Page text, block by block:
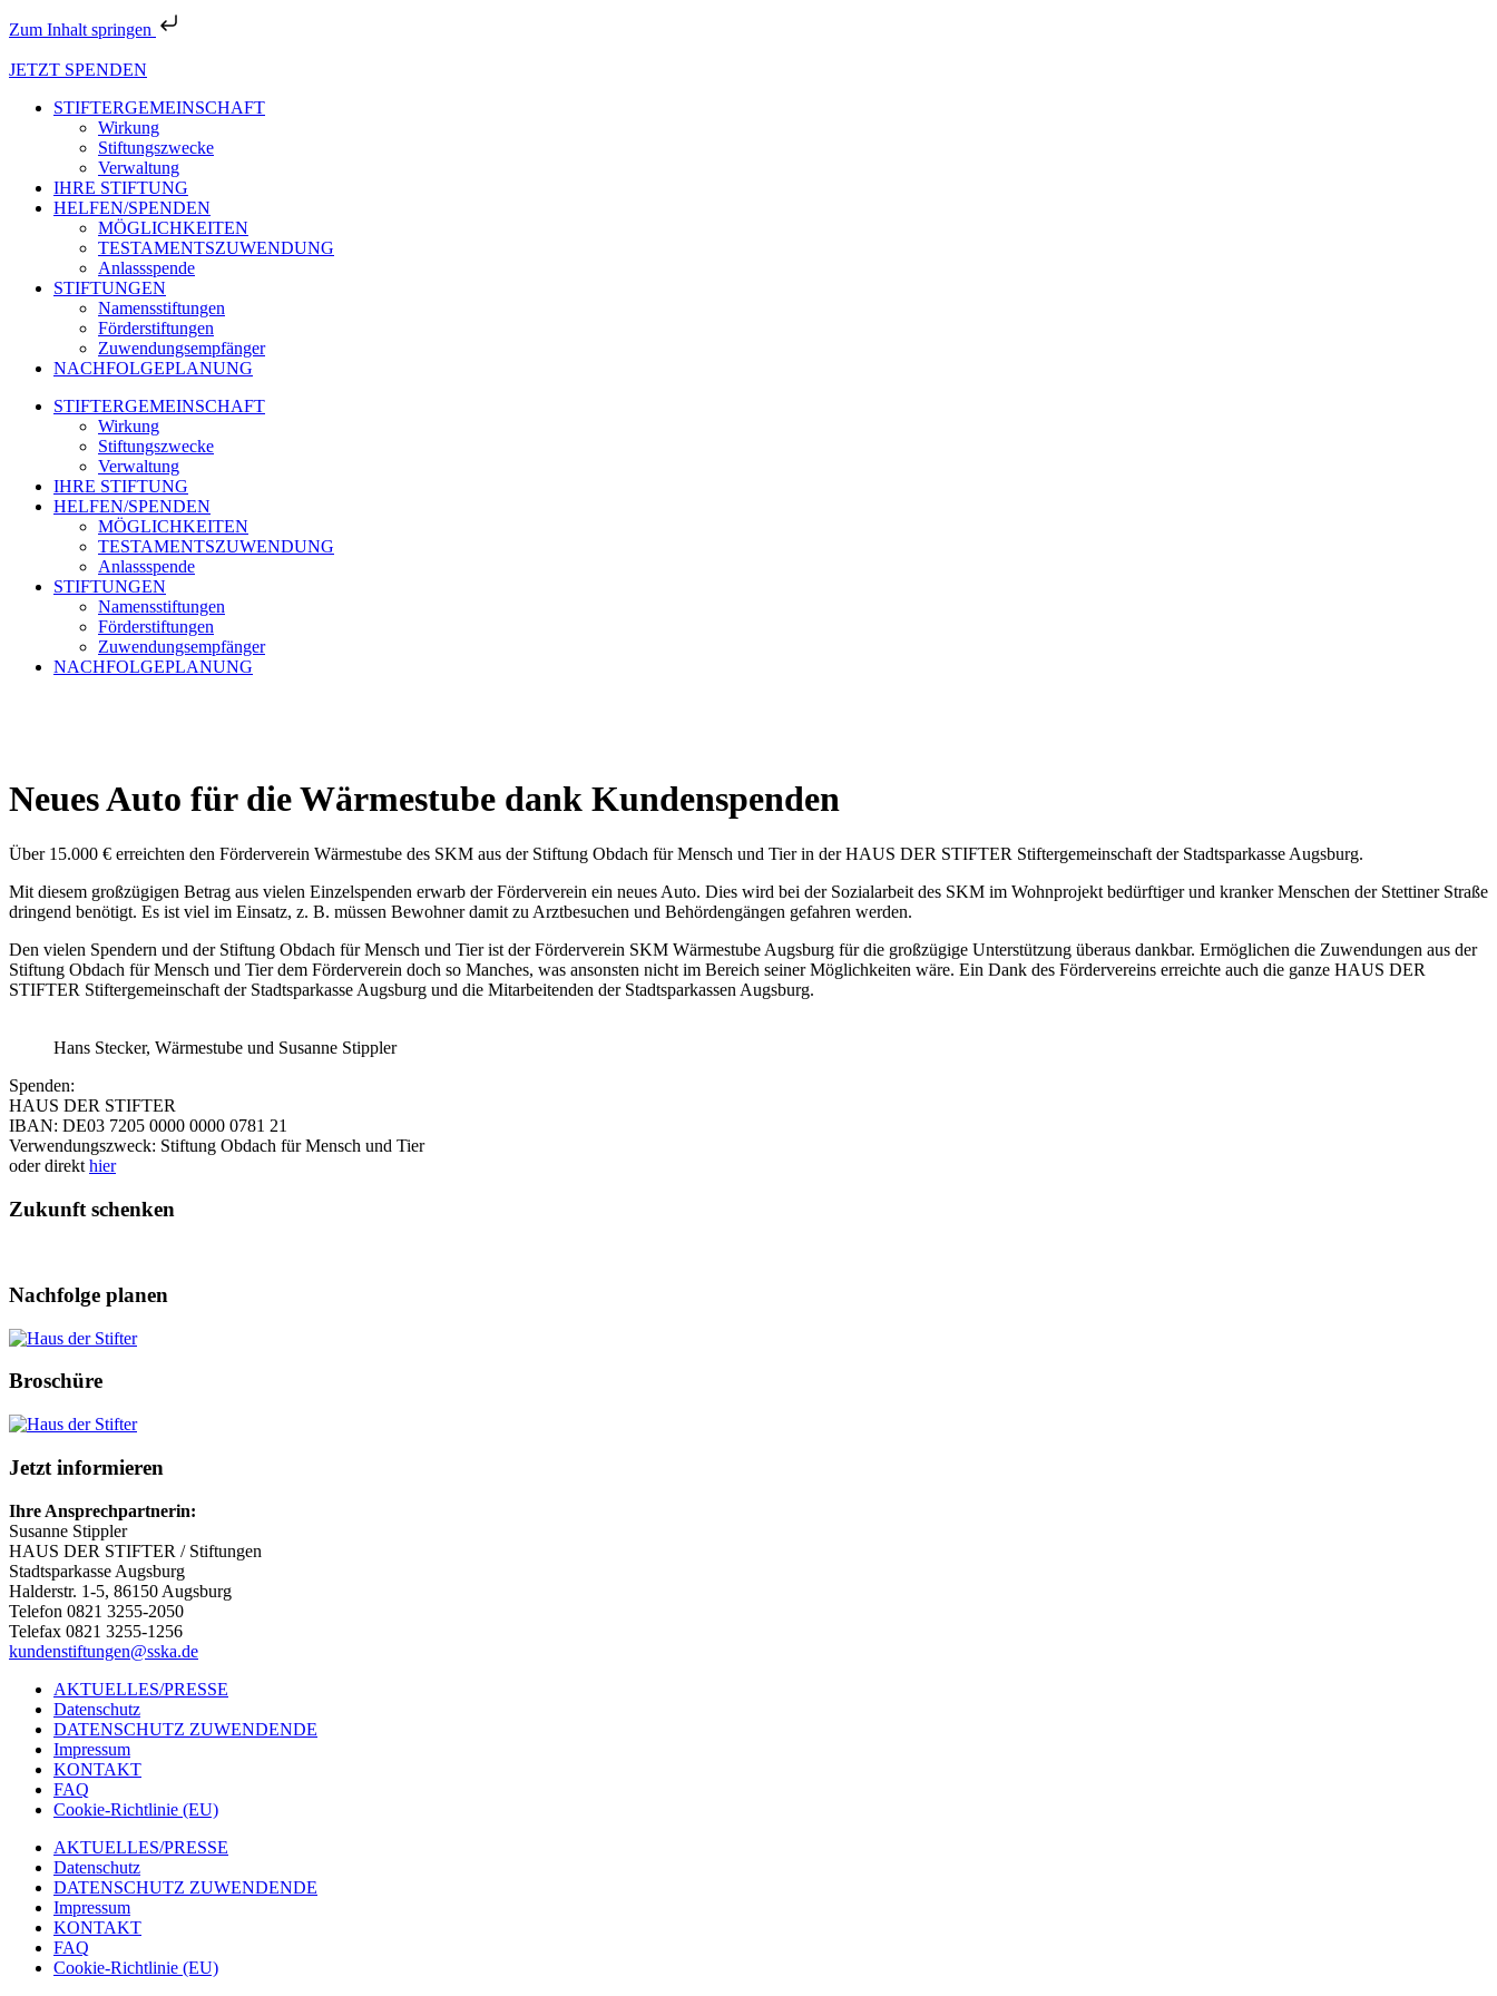
Zum Inhalt springen
JETZT SPENDEN
STIFTERGEMEINSCHAFT
Wirkung
Stiftungszwecke
Verwaltung
IHRE STIFTUNG
HELFEN/SPENDEN
MÖGLICHKEITEN
TESTAMENTSZUWENDUNG
Anlassspende
STIFTUNGEN
Namensstiftungen
Förderstiftungen
Zuwendungsempfänger
NACHFOLGEPLANUNG
STIFTERGEMEINSCHAFT
Wirkung
Stiftungszwecke
Verwaltung
IHRE STIFTUNG
HELFEN/SPENDEN
MÖGLICHKEITEN
TESTAMENTSZUWENDUNG
Anlassspende
STIFTUNGEN
Namensstiftungen
Förderstiftungen
Zuwendungsempfänger
NACHFOLGEPLANUNG
Neues Auto für die Wärmestube dank Kundenspenden
Über 15.000 € erreichten den Förderverein Wärmestube des SKM aus der Stiftung Obdach für Mensch und Tier in der HAUS DER STIFTER Stiftergemeinschaft der Stadtsparkasse Augsburg.
Mit diesem großzügigen Betrag aus vielen Einzelspenden erwarb der Förderverein ein neues Auto. Dies wird bei der Sozialarbeit des SKM im Wohnprojekt bedürftiger und kranker Menschen der Stettiner Straße
dringend benötigt. Es ist viel im Einsatz, z. B. müssen Bewohner damit zu Arztbesuchen und Behördengängen gefahren werden.
Den vielen Spendern und der Stiftung Obdach für Mensch und Tier ist der Förderverein SKM Wärmestube Augsburg für die großzügige Unterstützung überaus dankbar. Ermöglichen die Zuwendungen aus der
Stiftung Obdach für Mensch und Tier dem Förderverein doch so Manches, was ansonsten nicht im Bereich seiner Möglichkeiten wäre. Ein Dank des Fördervereins erreichte auch die ganze HAUS DER
STIFTER Stiftergemeinschaft der Stadtsparkasse Augsburg und die Mitarbeitenden der Stadtsparkassen Augsburg.
Hans Stecker, Wärmestube und Susanne Stippler
Spenden:
HAUS DER STIFTER
IBAN: DE03 7205 0000 0000 0781 21
Verwendungszweck: Stiftung Obdach für Mensch und Tier
oder direkt hier
Zukunft schenken
Nachfolge planen
Broschüre
Jetzt informieren
Ihre Ansprechpartnerin:
Susanne Stippler
HAUS DER STIFTER / Stiftungen
Stadtsparkasse Augsburg
Halderstr. 1-5, 86150 Augsburg
Telefon 0821 3255-2050
Telefax 0821 3255-1256
kundenstiftungen@sska.de
AKTUELLES/PRESSE
Datenschutz
DATENSCHUTZ ZUWENDENDE
Impressum
KONTAKT
FAQ
Cookie-Richtlinie (EU)
AKTUELLES/PRESSE
Datenschutz
DATENSCHUTZ ZUWENDENDE
Impressum
KONTAKT
FAQ
Cookie-Richtlinie (EU)